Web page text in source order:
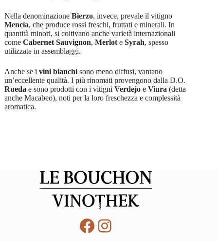
Nella denominazione Bierzo, invece, prevale il vitigno
Mencía, che produce rossi freschi, fruttati e minerali. In
quantità minori, si coltivano anche varietà internazionali
come Cabernet Sauvignon, Merlote Syrah, spesso
utilizzate in assemblaggi.
Anche se i vini bianchisono meno diffusi, vantano
un’eccellente qualità. I più rinomati provengono dalla D.O.
Rueda e sono prodotti con i vitigni Verdejoe Viura (detta
anche Macabeo), noti per la loro freschezza e complessità
aromatica.
Facebook
Instagram